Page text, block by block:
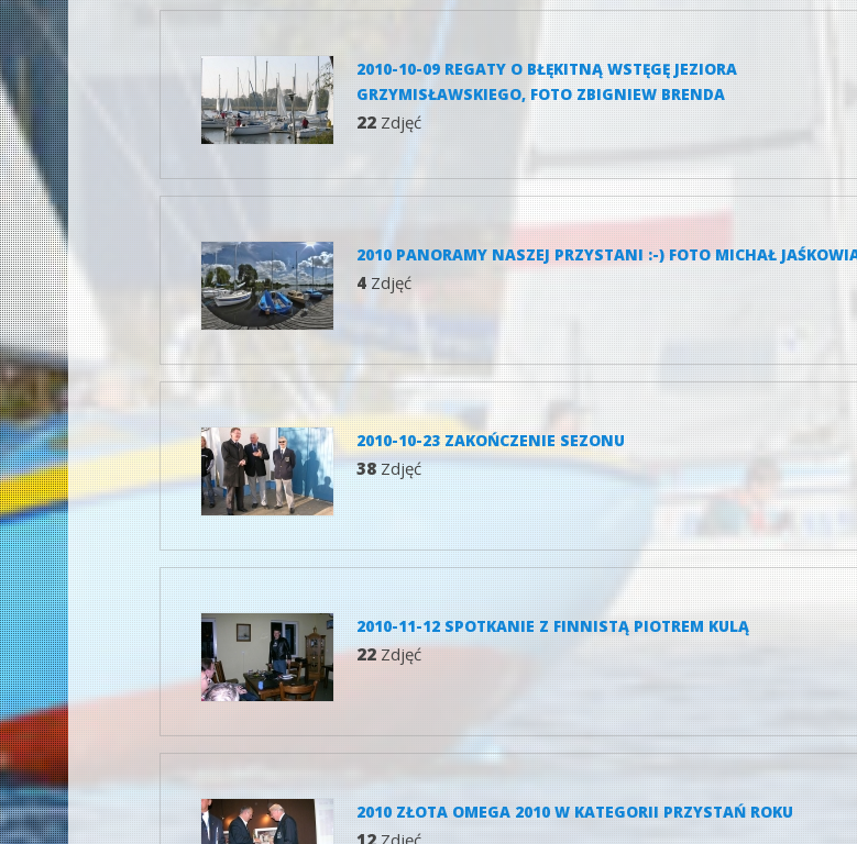
2010-10-09 REGATY O BŁĘKITNĄ WSTĘGĘ JEZIORA
GRZYMISŁAWSKIEGO, FOTO ZBIGNIEW BRENDA
22 Zdjęć
2010 PANORAMY NASZEJ PRZYSTANI :-) FOTO MICHAŁ
4 Zdjęć
2010-10-23 ZAKOŃCZENIE SEZONU
38Zdjęć
2010-11-12 SPOTKANIE Z FINNISTĄ PIOTREM KULĄ
22Zdjęć
2010 ZŁOTA OMEGA 2010 W KATEGORII PRZYSTAŃ ROKU
12 Zdjęć